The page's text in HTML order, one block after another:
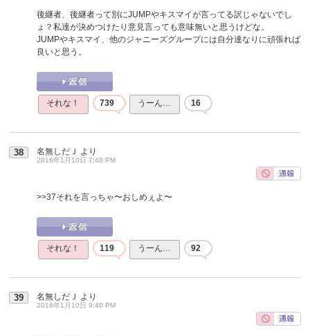
後継者、後継者って別にJUMPやキスマイが言ってる訳じゃないでし
ょ？私達が決めつけたり意見言っても意味無いと思うけどな。
JUMPやキスマイ、他のジャニーズグループには自分達なりに頑張れば
良いと思う。
それな！ 739 うーん… 16
38 名無しだＪ より
2016年1月10日 7:48 PM
>>37それを言っちゃ〜おしめぇよ〜
それな！ 119 うーん… 92
39 名無しだＪ より
2016年1月10日 9:40 PM